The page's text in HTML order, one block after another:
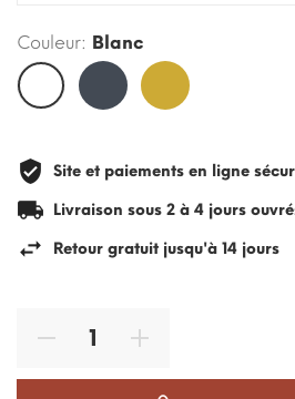
Couleur: Blanc
Blanc
Noir Or
Site et paiements en ligne
Livraison sous 2 à 4 jours
Retour gratuit jusqu'à 14 jours